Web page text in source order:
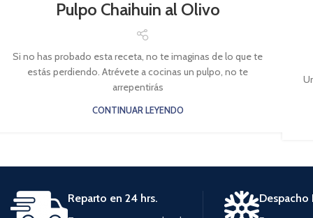
Pulpo Chaihuin al Olivo
Si no has probado esta receta, no te imaginas de lo que te
estás perdiendo. Atrévete a cocinas un pulpo, no te
arrepentirás
CONTINUAR LEYENDO
Reparto en 24 hrs. Despacho